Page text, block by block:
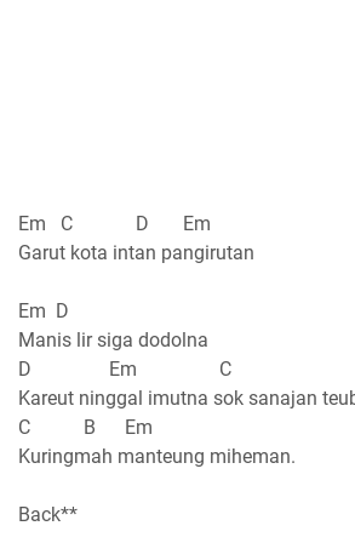
Em C D Em
Garut kota intan pangirutan
Em D
Manis lir siga dodolna
D Em C
Kareut ninggal imutna sok sanajan
C B Em
Kuringmah manteung miheman.
Back**